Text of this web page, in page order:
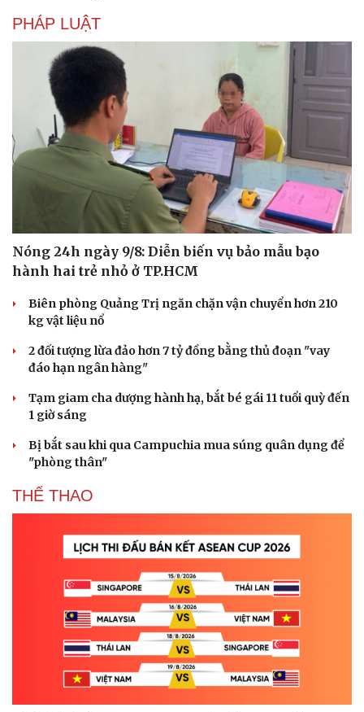
PHÁP LUẬT
Nóng 24h ngày 9/8: Diễn biến vụ bảo mẫu bạo
hành hai trẻ nhỏ ở TP.HCM
Biên phòng Quảng Trị ngăn chặn vận chuyển hơn 210
kg vật liệu nổ
2 đối tượng lừa đảo hơn 7 tỷ đồng bằng thủ đoạn "vay
đáo hạn ngân hàng"
Tạm giam cha dượng hành hạ, bắt bé gái 11 tuổi quỳ đến
1 giờ sáng
Bị bắt sau khi qua Campuchia mua súng quân dụng để
"phòng thân"
THỂ THAO